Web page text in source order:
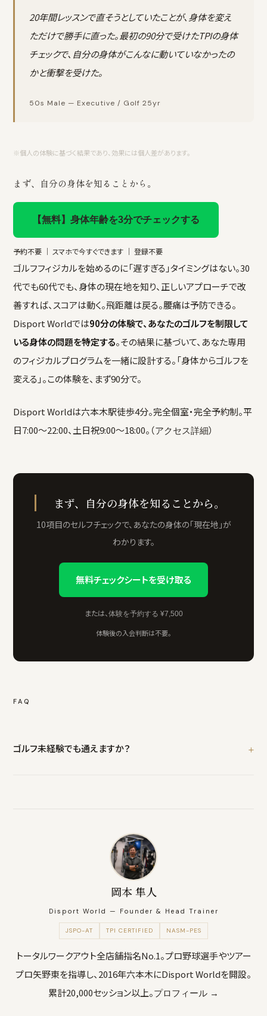
20年間レッスンで直そうとしていたことが、身体を変え
ただけで勝手に直った。最初の90分で受けたTPIの身体
チェックで、自分の身体がこんなに動いていなかったの
かと衝撃を受けた。
50s Male — Executive / Golf 25yr
※個人の体験に基づく結果であり、効果には個人差があります。
まず、自分の身体を知ることから。
【無料】身体年齢を3分でチェックする
予約不要 ｜ スマホで今すぐできます ｜ 登録不要
ゴルフフィジカルを始めるのに「遅すぎる」タイミングはない。30
代でも60代でも、身体の現在地を知り、正しいアプローチで改
善すれば、スコアは動く。飛距離は戻る。腰痛は予防できる。
Disport Worldでは90分の体験で、あなたのゴルフを制限して
いる身体の問題を特定する。その結果に基づいて、あなた専用
のフィジカルプログラムを一緒に設計する。「身体からゴルフを
変える」。この体験を、まず90分で。
Disport Worldは六本木駅徒歩4分。完全個室・完全予約制。平
日7:00〜22:00、土日祝9:00〜18:00。（アクセス詳細）
まず、自分の身体を知ることから。
10項目のセルフチェックで、あなたの身体の「現在地」が
わかります。
無料チェックシートを受け取る
または、 体験を予約する ¥7,500
体験後の入会判断は不要。
FAQ
ゴルフ未経験でも通えますか？
岡本 隼人
Disport World — Founder & Head Trainer
JSPO-AT TPI CERTIFIED NASM-PES
トータルワークアウト全店舗指名No.1。プロ野球選手やツアー
プロ矢野東を指導し、2016年六本木にDisport Worldを開設。
累計20,000セッション以上。プロフィール →